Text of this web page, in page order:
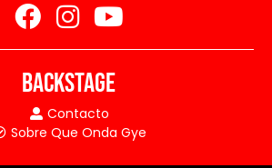
BACKSTAGE
Contacto
Sobre Que Onda Gye